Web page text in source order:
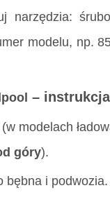
narzędzia:
modelu, np.
– instrukcja
modelach
góry).
bębna i podwozia.